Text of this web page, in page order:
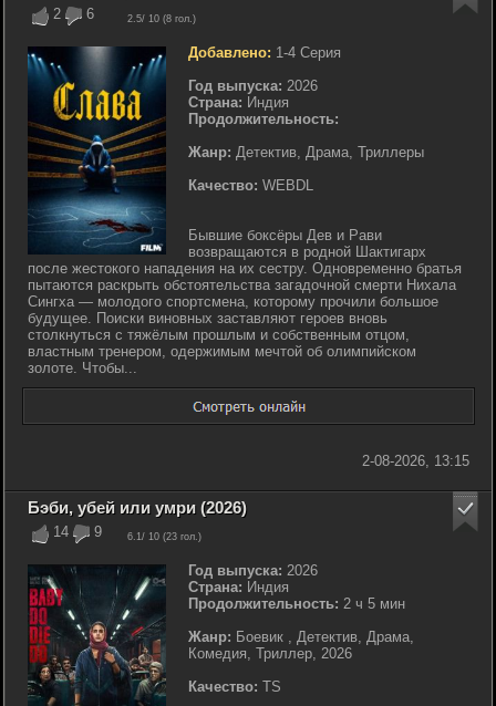
2 6 2.5/ 10 (8 гол.)
Добавлено: 1-4 Серия
Год выпуска: 2026
Страна: Индия
Продолжительность:
Жанр: Детектив, Драма, Триллеры
Качество: WEBDL
Бывшие боксёры Дев и Рави
возвращаются в родной Шактигарх
после жестокого нападения на их сестру. Одновременно братья
пытаются раскрыть обстоятельства загадочной смерти Нихала
Сингха — молодого спортсмена, которому прочили большое
будущее. Поиски виновных заставляют героев вновь
столкнуться с тяжёлым прошлым и собственным отцом,
властным тренером, одержимым мечтой об олимпийском
золоте. Чтобы...
2-08-2026, 13:15
14 9 6.1/ 10 (23 гол.)
Бэби, убей или умри (2026)
Год выпуска: 2026
Страна: Индия
Продолжительность: 2 ч 5 мин
Жанр: Боевик , Детектив, Драма,
Комедия, Триллер, 2026
Качество: TS